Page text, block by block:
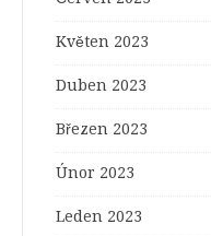
Květen 2023
Duben 2023
Březen 2023
Únor 2023
Leden 2023